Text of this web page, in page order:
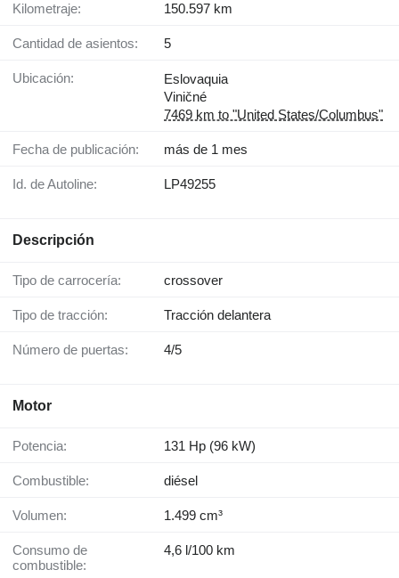
Kilometraje: 150.597 km
Cantidad de asientos: 5
Ubicación:
Eslovaquia
Viničné
7469 km to "United States/Columbus"
Fecha de publicación: más de 1 mes
Id. de Autoline: LP49255
Descripción
Tipo de carrocería: crossover
Tipo de tracción: Tracción delantera
Número de puertas: 4/5
Motor
Potencia: 131 Hp (96 kW)
Combustible: diésel
Volumen: 1.499 cm³
Consumo de
combustible:
4,6 l/100 km